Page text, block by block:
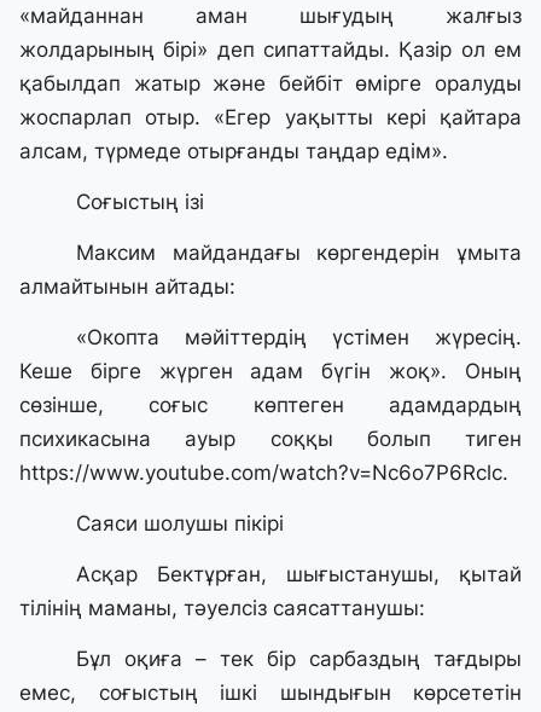
«майданнан аман шығудың жалғыз
жолдарының бірі» деп сипаттайды. Қазір ол ем
қабылдап жатыр және бейбіт өмірге оралуды
жоспарлап отыр. «Егер уақытты кері қайтара
алсам, түрмеде отырғанды таңдар едім».
Соғыстың ізі
Максим майдандағы көргендерін ұмыта
алмайтынын айтады:
«Окопта мәйіттердің үстімен жүресің.
Кеше бірге жүрген адам бүгін жоқ». Оның
сөзінше, соғыс көптеген адамдардың
психикасына ауыр соққы болып тиген
https://www.youtube.com/watch?v=Nc6o7P6Rclc.
Саяси шолушы пікірі
Асқар Бектұрған, шығыстанушы, қытай
тілінің маманы, тәуелсіз саясаттанушы:
Бұл оқиға – тек бір сарбаздың тағдыры
емес, соғыстың ішкі шындығын көрсететін